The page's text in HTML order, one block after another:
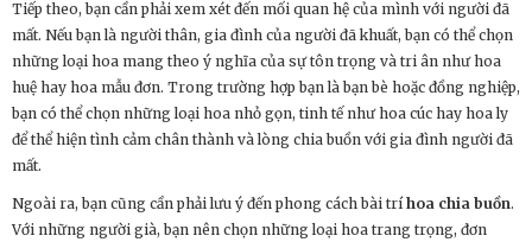
Tiếp theo, bạn cần phải xem xét đến mối quan hệ của mình với người đã
mất. Nếu bạn là người thân, gia đình của người đã khuất, bạn có thể chọn
những loại hoa mang theo ý nghĩa của sự tôn trọng và tri ân như hoa
huệ hay hoa mẫu đơn. Trong trường hợp bạn là bạn bè hoặc đồng nghiệp,
bạn có thể chọn những loại hoa nhỏ gọn, tinh tế như hoa cúc hay hoa ly
để thể hiện tình cảm chân thành và lòng chia buồn với gia đình người đã
mất.
Ngoài ra, bạn cũng cần phải lưu ý đến phong cách bài tríhoa chia buồn.
Với những người già, bạn nên chọn những loại hoa trang trọng, đơn